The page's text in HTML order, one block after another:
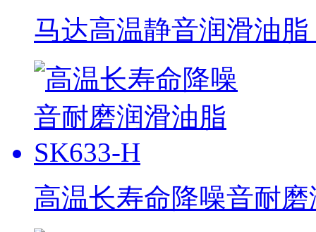
马达高温静音润滑油
高温长寿命降噪音耐